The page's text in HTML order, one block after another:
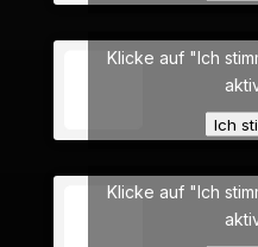
Klicke auf "Ich
Ich
Klicke auf "Ich